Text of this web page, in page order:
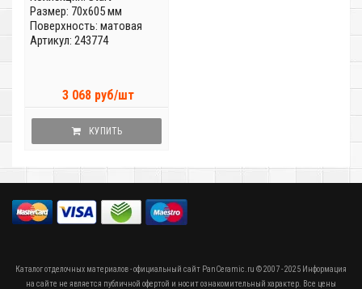
Размер: 70x605 мм
Поверхность: матовая
Артикул: 243774
3 068 руб/шт
КУПИТЬ
Каталог отделочных материалов - официальный сайт PanCeramic.ru © 2007 - 2025 Информация
на сайте не является публичной офертой и носит ознакомительный характер. Все цены